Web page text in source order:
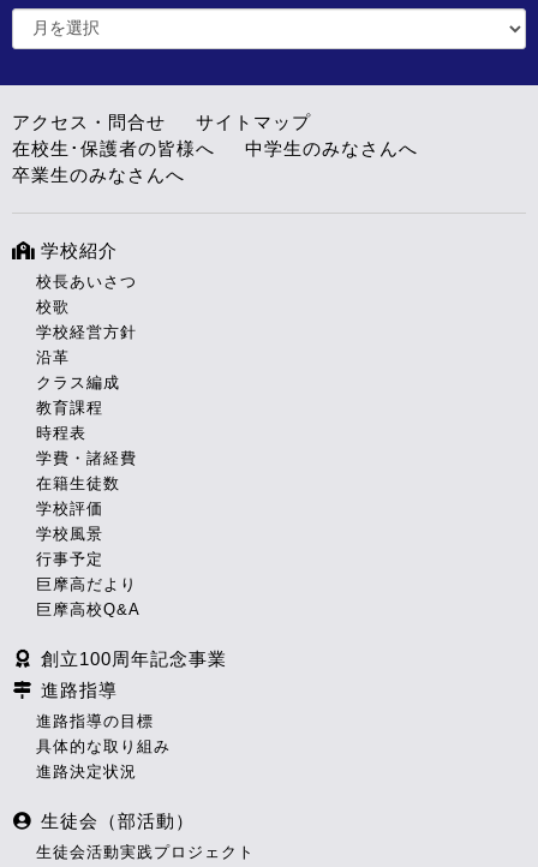
アクセス・問合せ
サイトマップ
在校生･保護者の皆様へ
中学生のみなさんへ
卒業生のみなさんへ
学校紹介
校長あいさつ
校歌
学校経営方針
沿革
クラス編成
教育課程
時程表
学費・諸経費
在籍生徒数
学校評価
学校風景
行事予定
巨摩高だより
巨摩高校Q&A
創立100周年記念事業
進路指導
進路指導の目標
具体的な取り組み
進路決定状況
生徒会（部活動）
生徒会活動実践プロジェクト